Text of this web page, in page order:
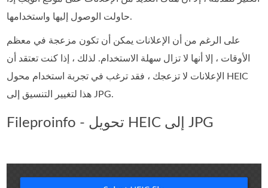
حاولت الوصول إليها واستخدامها.
على الرغم من أن الإعلانات يمكن أن تكون مزعجة في معظم
الأوقات ، إلا أنها لا تزال سهلة الاستخدام. لذلك ، إذا كنت تعتقد أن
الإعلانات لا تزعجك ، فقد ترغب في تجربة استخدام محول HEIC
هذا لتغيير التنسيق إلى JPG.
Fileproinfo - تحويل HEIC إلى JPG